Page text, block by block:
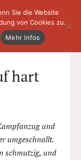
hart
und
umgeschnallt.
schmutzig, und
Sie die Website
von Cookies zu.
Mehr Infos